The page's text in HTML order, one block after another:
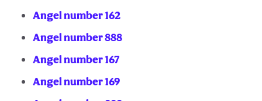
Angel number 162
Angel number 888
Angel number 167
Angel number 169